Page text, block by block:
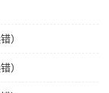
）
）